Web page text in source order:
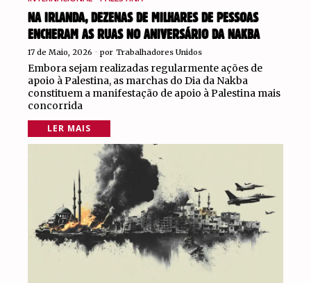
NA IRLANDA, DEZENAS DE MILHARES DE PESSOAS
ENCHERAM AS RUAS NO ANIVERSÁRIO DA NAKBA
17 de Maio, 2026 por Trabalhadores Unidos
Embora sejam realizadas regularmente ações de
apoio à Palestina, as marchas do Dia da Nakba
constituem a manifestação de apoio à Palestina mais
concorrida
LER MAIS